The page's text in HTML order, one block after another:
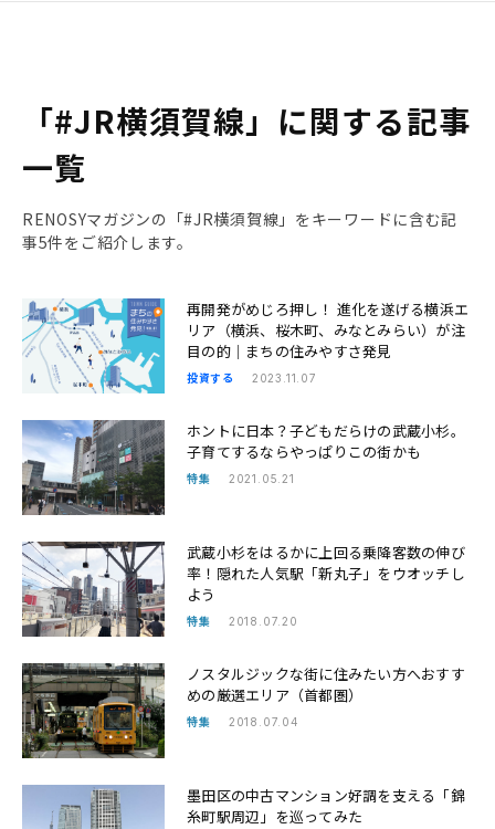
「#JR横須賀線」に関する記事
一覧
RENOSYマガジンの「#JR横須賀線」をキーワードに含む記
事5件をご紹介します。
再開発がめじろ押し！ 進化を遂げる横浜エ
リア（横浜、桜木町、みなとみらい）が注
目の的｜まちの住みやすさ発見
投資する 2023.11.07
ホントに日本？子どもだらけの武蔵小杉。
子育てするならやっぱりこの街かも
特集 2021.05.21
武蔵小杉をはるかに上回る乗降客数の伸び
率！隠れた人気駅「新丸子」をウオッチし
よう
特集 2018.07.20
ノスタルジックな街に住みたい方へおすす
めの厳選エリア（首都圏）
特集 2018.07.04
墨田区の中古マンション好調を支える「錦
糸町駅周辺」を巡ってみた